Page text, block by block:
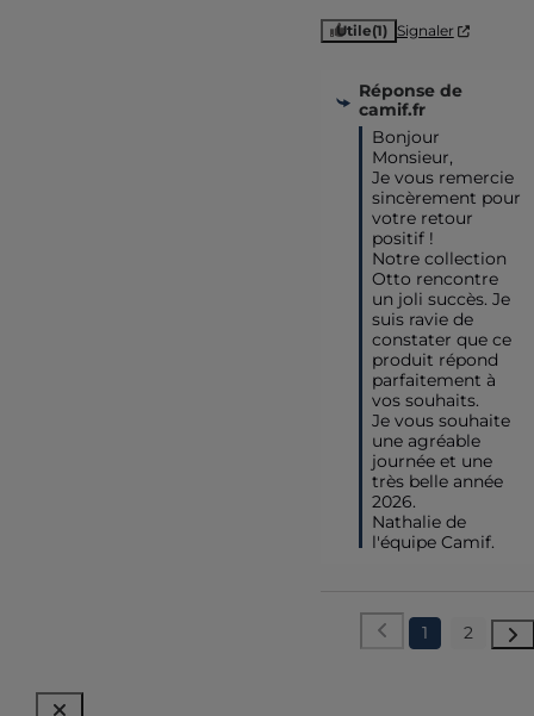
Utile(1) Signaler
Réponse de
camif.fr
Bonjour
Monsieur,
Je vous remercie
sincèrement pour
votre retour
positif !
Notre collection
Otto rencontre
un joli succès. Je
suis ravie de
constater que ce
produit répond
parfaitement à
vos souhaits.
Je vous souhaite
une agréable
journée et une
très belle année
2026.
Nathalie de
l'équipe Camif.
1 2